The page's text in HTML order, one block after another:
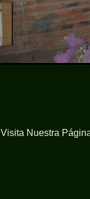
Visita Nuestra